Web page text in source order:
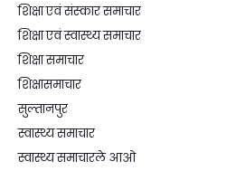
शिक्षा एवं संस्कार समाचार
शिक्षा एवं स्वास्थ्य समाचार
शिक्षा समाचार
शिक्षासमाचार
सुल्तानपुर
स्वास्थ्य समाचार
स्वास्थ्य समाचारले आओ